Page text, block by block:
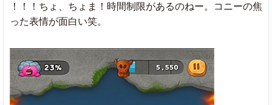
！！！ちょ、ちょま！時間制限があるのねー。コニーの焦
った表情が面白い笑。